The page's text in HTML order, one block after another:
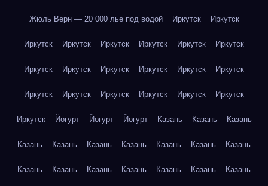
Жюль Верн — 20 000 лье под водой Иркутск Иркутск
Иркутск Иркутск Иркутск Иркутск Иркутск Иркутск
Иркутск Иркутск Иркутск Иркутск Иркутск Иркутск
Иркутск Иркутск Иркутск Иркутск Иркутск Иркутск
Иркутск Йогурт Йогурт Йогурт Казань Казань Казань
Казань Казань Казань Казань Казань Казань Казань
Казань Казань Казань Казань Казань Казань Казань